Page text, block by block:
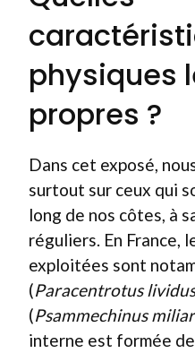
physiques
propres ?
Dans cet exposé,
surtout sur ceux qui
long de nos côtes, à
réguliers. En France,
exploitées sont
(Paracentrotus lividus
(Psammechinus
interne est formée